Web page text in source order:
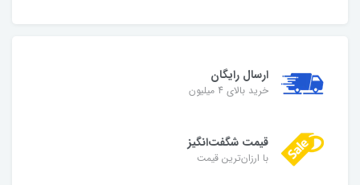
ارسال رایگان
خرید بالای 4 میلیون
قیمت شگفت‌انگیز
با ارزان‌ترین قیمت